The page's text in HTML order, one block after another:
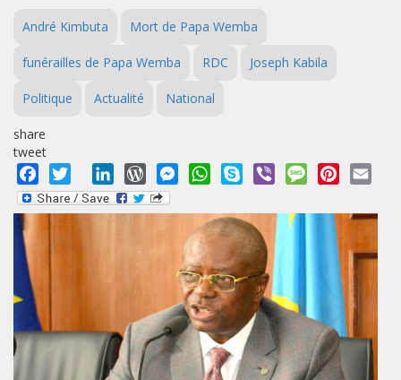
André Kimbuta Mort de Papa Wemba
funérailles de Papa Wemba RDC Joseph Kabila
Politique Actualité National
share
tweet
Facebook
Twitter LinkedInWordPressMessengerWhatsApp
Skype Viber MessagePinterest